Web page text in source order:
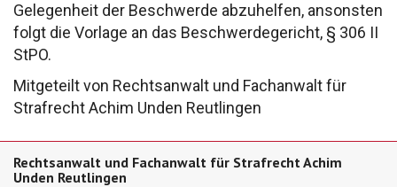
Gelegenheit der Beschwerde abzuhelfen, ansonsten
folgt die Vorlage an das Beschwerdegericht, § 306 II
StPO.
Mitgeteilt von Rechtsanwalt und Fachanwaltfür
Strafrecht Achim Unden Reutlingen
Rechtsanwalt und Fachanwalt für Strafrecht Achim
Unden Reutlingen